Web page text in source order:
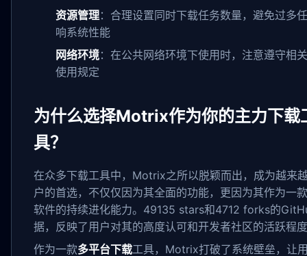
资源管理：合理设置同时下载任务数量，避免过多
响系统性能
网络环境：在公共网络环境下使用时，注意遵守相
使用规定
为什么选择Motrix作为你的主力下载
具？
在众多下载工具中，Motrix之所以脱颖而出，成为越来
户的首选，不仅仅因为其全面的功能，更因为其作为一
软件的持续进化能力。49135 stars和4712 forks的
据，反映了用户对其的高度认可和开发者社区的活跃程
作为一款多平台下载工具，Motrix打破了系统壁垒，让